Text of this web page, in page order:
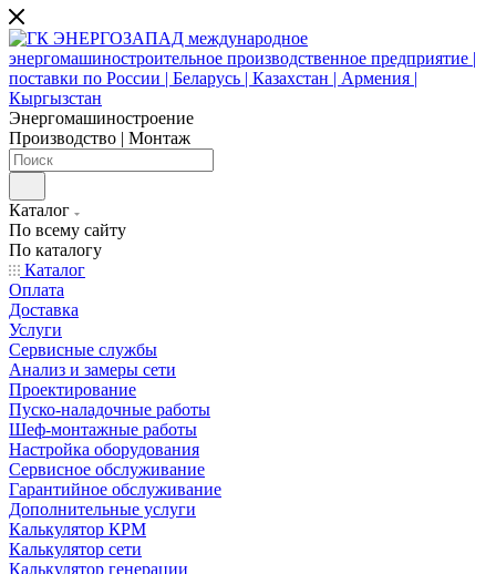
Энергомашиностроение
Производство | Монтаж
Каталог
По всему сайту
По каталогу
Каталог
Оплата
Доставка
Услуги
Сервисные службы
Анализ и замеры сети
Проектирование
Пуско-наладочные работы
Шеф-монтажные работы
Настройка оборудования
Сервисное обслуживание
Гарантийное обслуживание
Дополнительные услуги
Калькулятор КРМ
Калькулятор сети
Калькулятор генерации